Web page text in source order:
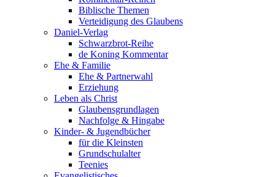
Biblische Themen
Verteidigung des Glaubens
Daniel-Verlag
Schwarzbrot-Reihe
de Koning Kommentar
Ehe & Familie
Ehe & Partnerwahl
Erziehung
Leben als Christ
Glaubensgrundlagen
Nachfolge & Hingabe
Kinder- & Jugendbücher
für die Kleinsten
Grundschulalter
Teenies